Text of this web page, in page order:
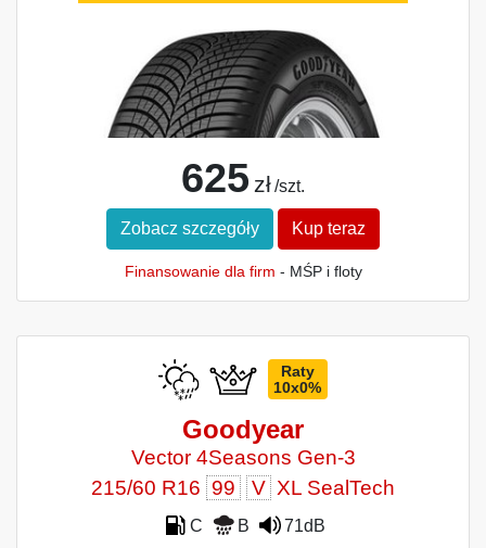
625 zł /szt.
Zobacz szczegóły Kup teraz
Finansowanie dla firm - MŚP i floty
Raty
10x0%
Goodyear
Vector 4Seasons Gen-3
215/60 R16 99 V XL SealTech
C B
71dB